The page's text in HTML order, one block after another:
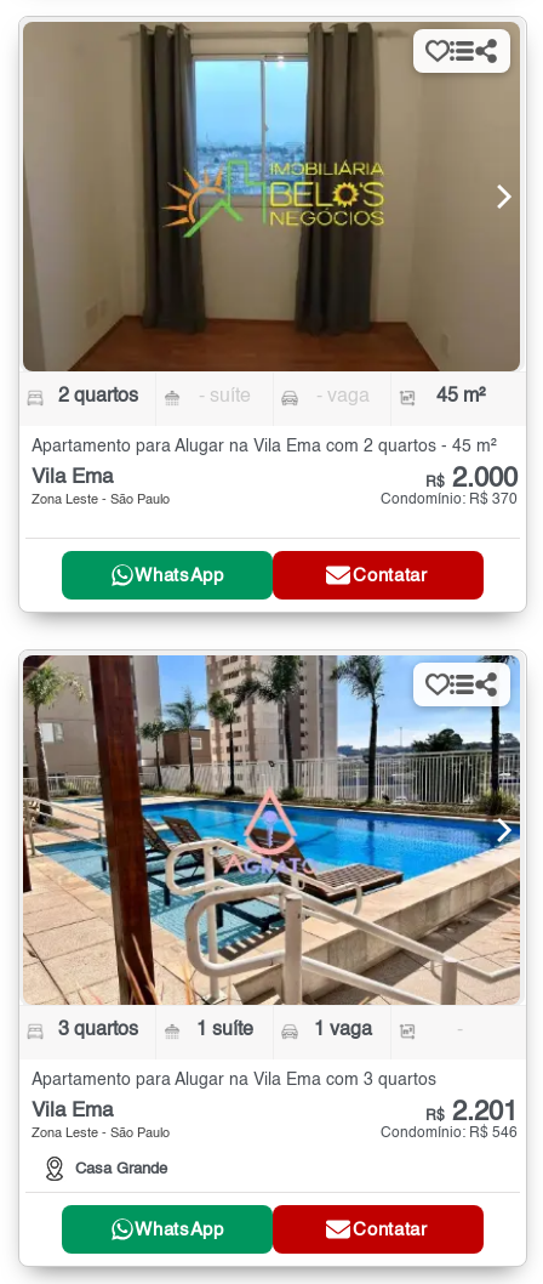
2 quartos - suíte - vaga 45 m²
Apartamento para Alugar na Vila Ema com 2 quartos - 45 m²
Vila Ema
Zona Leste - São Paulo
R$ 2.000
Condomínio: R$ 370
WhatsApp Contatar
3 quartos 1 suíte 1 vaga -
Apartamento para Alugar na Vila Ema com 3 quartos
Vila Ema
Zona Leste - São Paulo
Casa Grande
R$ 2.201
Condomínio: R$ 546
WhatsApp Contatar